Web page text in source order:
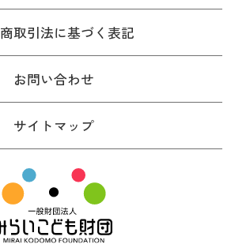
取引法に基づく表記
お問い合わせ
サイトマップ